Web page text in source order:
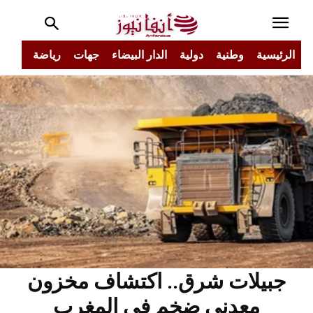
الرئيسية وطنية دولية الدار البيضاء جهات رياضة
جبيلات شرق.. اكتشاف مخزون
معدني ضخم في المغرب